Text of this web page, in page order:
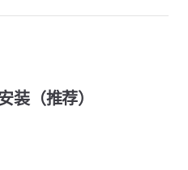
装（推荐）